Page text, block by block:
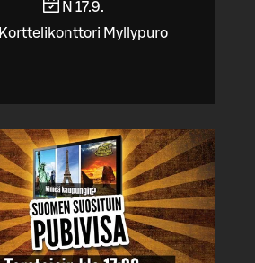
N 17.9.
Korttelikonttori Myllypuro